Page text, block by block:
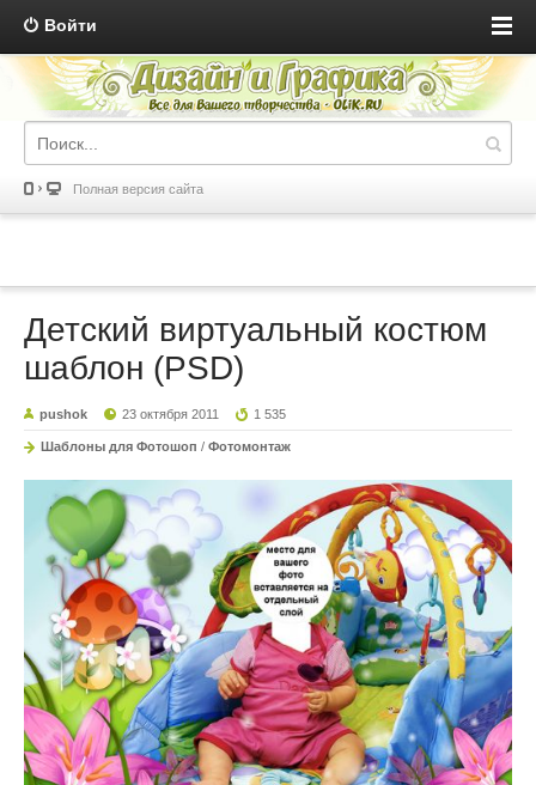
Войти
Полная версия сайта
Детский виртуальный костюм
шаблон (PSD)
pushok 23 октября 2011 1 535
Шаблоны для Фотошоп / Фотомонтаж